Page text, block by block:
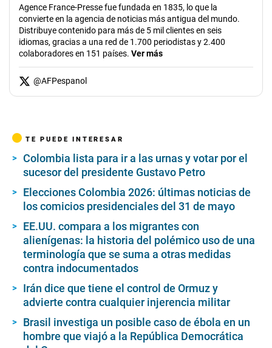
Agence France-Presse fue fundada en 1835, lo que la
convierte en la agencia de noticias más antigua del mundo.
Distribuye contenido para más de 5 mil clientes en seis
idiomas, gracias a una red de 1.700 periodistas y 2.400
colaboradores en 151 países. Ver más
@AFPespanol
TE PUEDE INTERESAR
Colombia lista para ir a las urnas y votar por el
sucesor del presidente Gustavo Petro
Elecciones Colombia 2026: últimas noticias de
los comicios presidenciales del 31 de mayo
EE.UU. compara a los migrantes con
alienígenas: la historia del polémico uso de una
terminología que se suma a otras medidas
contra indocumentados
Irán dice que tiene el control de Ormuz y
advierte contra cualquier injerencia militar
Brasil investiga un posible caso de ébola en un
hombre que viajó a la República Democrática